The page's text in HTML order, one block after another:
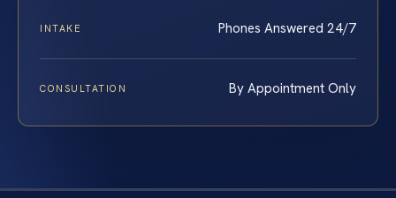
INTAKE Phones Answered 24/7
CONSULTATION By Appointment Only